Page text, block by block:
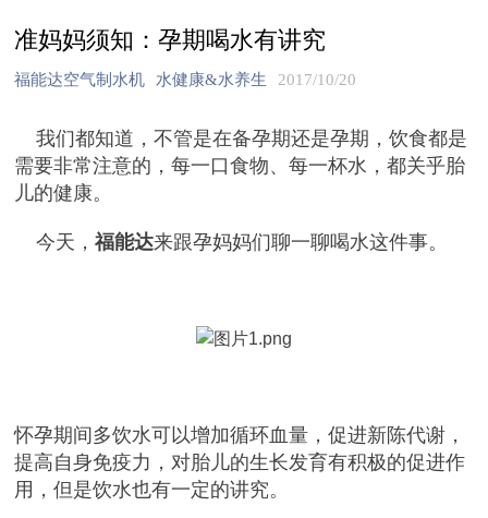
准妈妈须知：孕期喝水有讲究
福能达空气制水机 水健康&水养生 2017/10/20
我们都知道，不管是在备孕期还是孕期，饮食都是
需要非常注意的，每一口食物、每一杯水，都关乎胎
儿的健康。
今天，福能达来跟孕妈妈们聊一聊喝水这件事。
怀孕期间多饮水可以增加循环血量，促进新陈代谢，
提高自身免疫力，对胎儿的生长发育有积极的促进作
用 ，但是饮水也有一定的讲究。